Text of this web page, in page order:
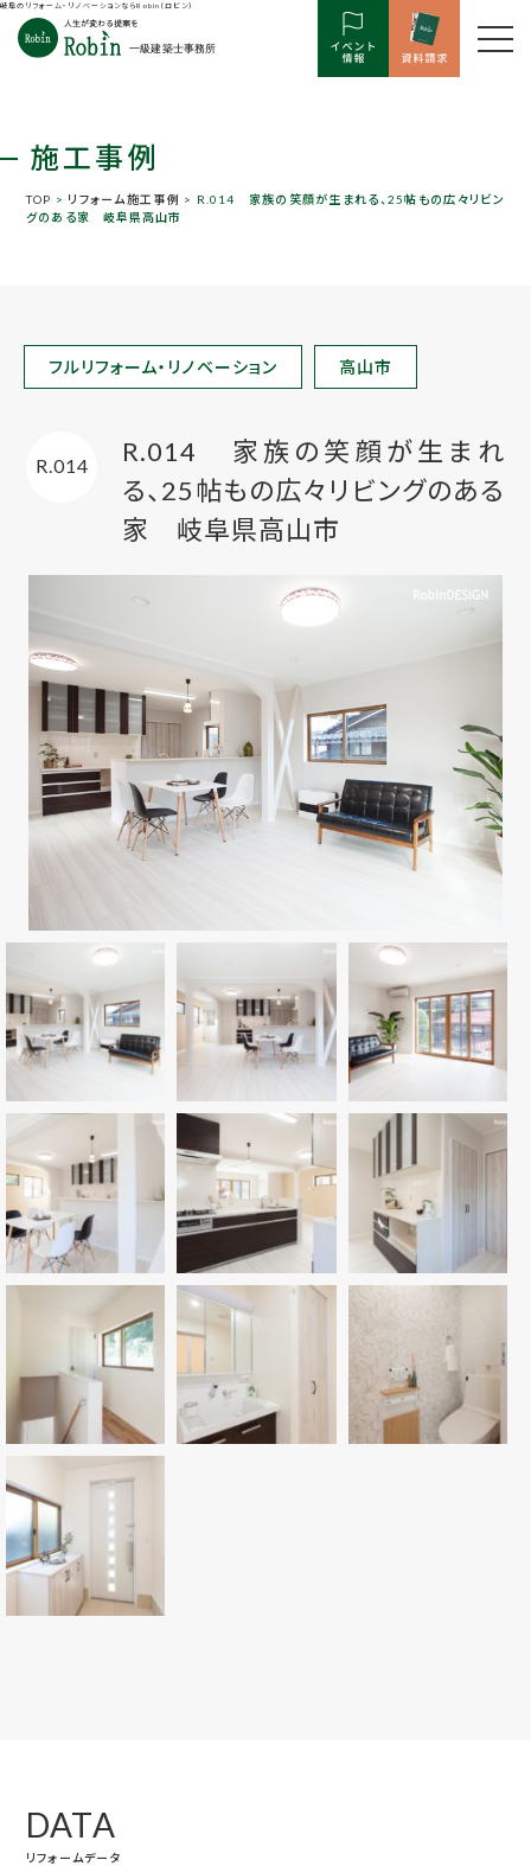
岐阜のリフォーム・リノベーションならRobin（ロビン）
施工事例
TOP > リフォーム施工事例 > R.014 家族の笑顔が生まれる、25帖もの広々リビン
グのある家 岐阜県高山市
フルリフォーム・リノベーション 高山市
R.014
R.014 家族の笑顔が生まれ
る、25帖もの広々リビングのある
家 岐阜県高山市
DATA
リフォームデータ